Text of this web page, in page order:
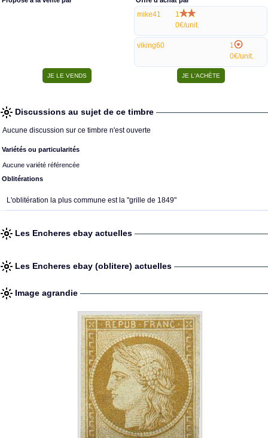
mike41
1
0€/unit.
viking60
1
0€/unit.
Discussions au sujet de ce timbre
Aucune discussion sur ce timbre n'est ouverte
Variétés ou particularités
Aucune variété référencée
Oblitérations
L'oblitération la plus commune est la "grille de 1849"
Les Encheres ebay actuelles
Les Encheres ebay (oblitere) actuelles
Image agrandie